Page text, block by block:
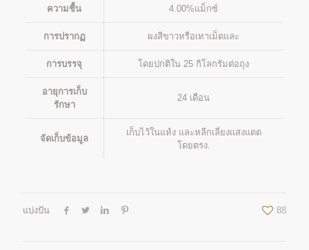
ความชื้น 4.00%แม็กซ์
การปรากฏ ผงสีขาวหรือเทาเม็ดและ
การบรรจุ โดยปกติใน 25 กิโลกรัมต่อถุง
อายุการเก็บ
รักษา
24 เดือน
จัดเก็บข้อมูล
เก็บไว้ในแห้ง และหลีกเลี่ยงแสงแดด
โดยตรง.
แบ่งปัน 88